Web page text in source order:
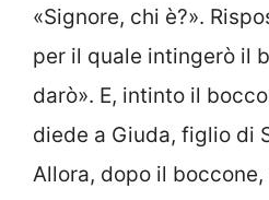
«Signore, chi è?».
per il quale intingerò il
darò». E, intinto il
diede a Giuda, figlio di
Allora, dopo il